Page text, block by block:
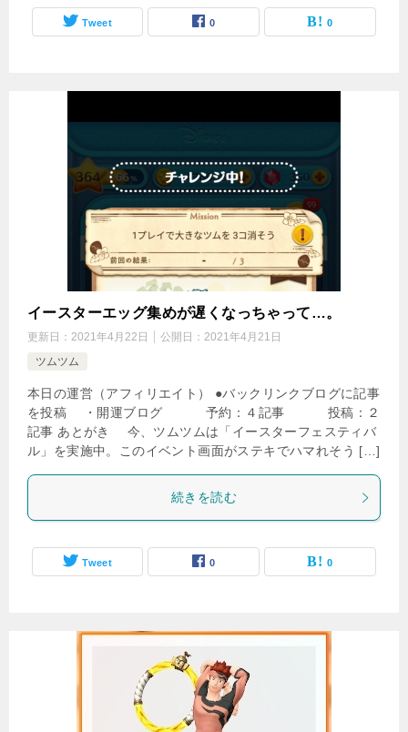
Tweet 0 0
イースターエッグ集めが遅くなっちゃって…。
更新日： 2021年4月22日 公開日： 2021年4月21日
ツムツム
本日の運営（アフィリエイト） ●バックリンクブログに記事
を投稿 ・開運ブログ 予約：４記事 投稿：２
記事 あとがき 今、ツムツムは「イースターフェスティバ
ル」を実施中。このイベント画面がステキでハマれそう […]
続きを読む
Tweet 0 0